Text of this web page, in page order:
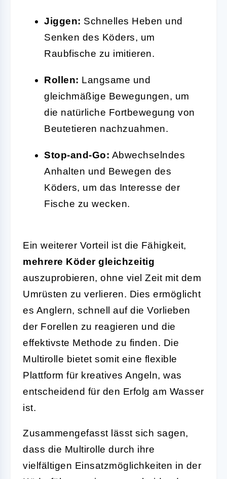
Jiggen: Schnelles Heben und
Senken des Köders, um
Raubfische zu imitieren.
Rollen: Langsame und
gleichmäßige Bewegungen, um
die natürliche Fortbewegung von
Beutetieren nachzuahmen.
Stop-and-Go: Abwechselndes
Anhalten und Bewegen des
Köders, um das Interesse der
Fische zu wecken.
Ein weiterer Vorteil ist die Fähigkeit,
mehrere Köder gleichzeitig
auszuprobieren, ohne viel Zeit mit dem
Umrüsten zu verlieren. Dies ermöglicht
es Anglern, schnell auf die Vorlieben
der Forellen zu reagieren und die
effektivste Methode zu finden. Die
Multirolle bietet somit eine flexible
Plattform für kreatives Angeln, was
entscheidend für den Erfolg am Wasser
ist.
Zusammengefasst lässt sich sagen,
dass die Multirolle durch ihre
vielfältigen Einsatzmöglichkeiten in der